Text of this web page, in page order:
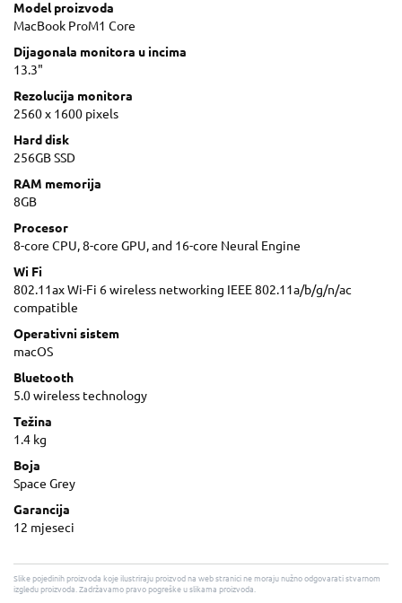
Model proizvoda
MacBook ProM1 Core
Dijagonala monitora u incima
13.3"
Rezolucija monitora
2560 x 1600 pixels
Hard disk
256GB SSD
RAM memorija
8GB
Procesor
8-core CPU, 8-core GPU, and 16-core Neural Engine
Wi Fi
802.11ax Wi-Fi 6 wireless networking IEEE 802.11a/b/g/n/ac
compatible
Operativni sistem
macOS
Bluetooth
5.0 wireless technology
Težina
1.4 kg
Boja
Space Grey
Garancija
12 mjeseci
Slike pojedinih proizvoda koje ilustriraju proizvod na web stranici ne moraju nužno odgovarati stvarnom
izgledu proizvoda. Zadržavamo pravo pogreške u slikama proizvoda.